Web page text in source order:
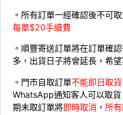
。所有訂單一經確認後不可
每單$20手續費
。順豐寄送訂單將在訂單確
多，出貨日子將會延長，希
。門市自取訂單不能即日取貨
WhatsApp通知客人可以取
期未取訂單將即時取消 ， 所